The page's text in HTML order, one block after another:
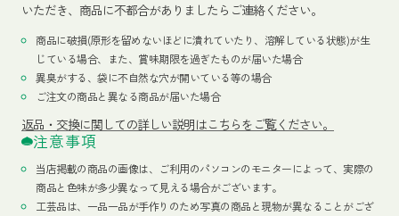
いただき、商品に不都合がありましたらご連絡ください。
商品に破損(原形を留めないほどに潰れていたり、溶解している状態)が生
じている場合、また、賞味期限を過ぎたものが届いた場合
異臭がする、袋に不自然な穴が開いている等の場合
ご注文の商品と異なる商品が届いた場合
返品・交換に関しての詳しい説明はこちらをご覧ください。
注意事項
当店掲載の商品の画像は、ご利用のパソコンのモニターによって、実際の
商品と色味が多少異なって見える場合がございます。
工芸品は、一品一品が手作りのため写真の商品と現物が異なることがござ